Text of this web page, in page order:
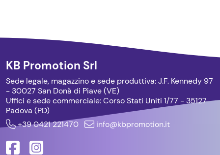
KB Promotion Srl
Sede legale, magazzino e sede produttiva:J.F. Kennedy 97
- 30027 San Donà di Piave (VE)
Uffici e sede commerciale:Corso Stati Uniti 1/77 - 35127
Padova (PD)
+39 0421 221470
info@kbpromotion.it